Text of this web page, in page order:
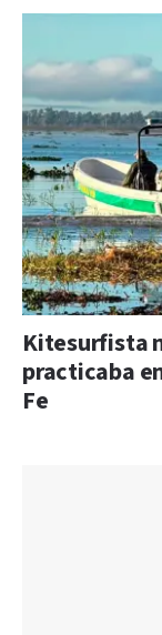
Kitesurfista
practicaba
Fe